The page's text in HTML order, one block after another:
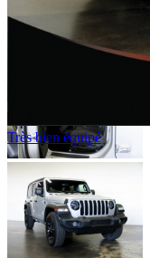
Très bien équipé